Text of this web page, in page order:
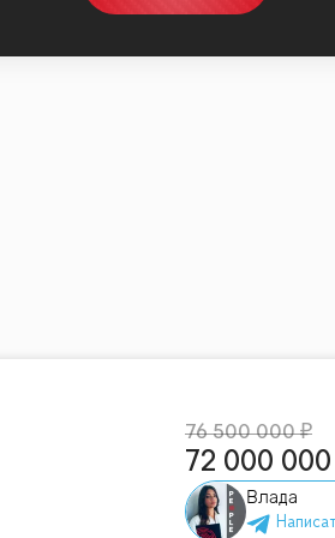
76 500 000
72 000 000
Влада